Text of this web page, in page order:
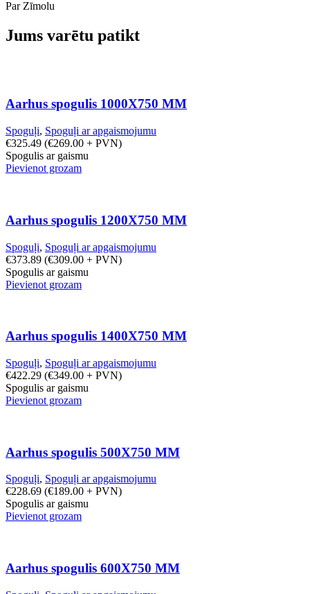
Par Zīmolu
Jums varētu patikt
Aarhus spogulis 1000X750 MM
Spoguļi, Spoguļi ar apgaismojumu
€325.49 (€269.00 + PVN)
Spogulis ar gaismu
Pievienot grozam
Aarhus spogulis 1200X750 MM
Spoguļi, Spoguļi ar apgaismojumu
€373.89 (€309.00 + PVN)
Spogulis ar gaismu
Pievienot grozam
Aarhus spogulis 1400X750 MM
Spoguļi, Spoguļi ar apgaismojumu
€422.29 (€349.00 + PVN)
Spogulis ar gaismu
Pievienot grozam
Aarhus spogulis 500X750 MM
Spoguļi, Spoguļi ar apgaismojumu
€228.69 (€189.00 + PVN)
Spogulis ar gaismu
Pievienot grozam
Aarhus spogulis 600X750 MM